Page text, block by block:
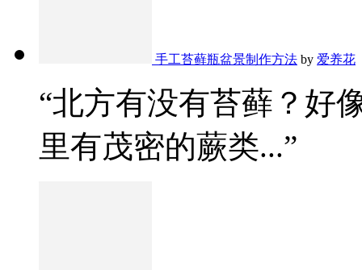
手工苔藓瓶盆景制作方法 by 爱养花
“北方有没有苔藓？好
里有茂密的蕨类...”